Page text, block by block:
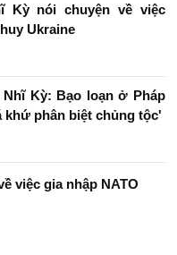
Kỳ nói chuyện về việc
Ukraine
Kỳ: Bạo loạn ở Pháp
khứ phân biệt chủng tộc'
việc gia nhập NATO